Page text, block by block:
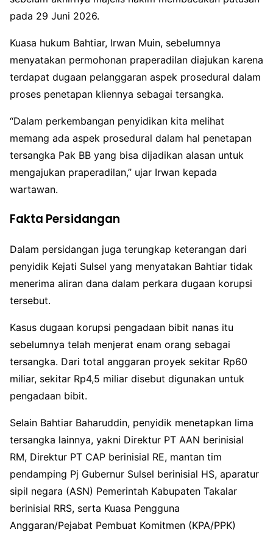
pada 29 Juni 2026.
Kuasa hukum Bahtiar, Irwan Muin, sebelumnya
menyatakan permohonan praperadilan diajukan karena
terdapat dugaan pelanggaran aspek prosedural dalam
proses penetapan kliennya sebagai tersangka.
“Dalam perkembangan penyidikan kita melihat
memang ada aspek prosedural dalam hal penetapan
tersangka Pak BB yang bisa dijadikan alasan untuk
mengajukan praperadilan,” ujar Irwan kepada
wartawan.
Fakta Persidangan
Dalam persidangan juga terungkap keterangan dari
penyidik Kejati Sulsel yang menyatakan Bahtiar tidak
menerima aliran dana dalam perkara dugaan korupsi
tersebut.
Kasus dugaan korupsi pengadaan bibit nanas itu
sebelumnya telah menjerat enam orang sebagai
tersangka. Dari total anggaran proyek sekitar Rp60
miliar, sekitar Rp4,5 miliar disebut digunakan untuk
pengadaan bibit.
Selain Bahtiar Baharuddin, penyidik menetapkan lima
tersangka lainnya, yakni Direktur PT AAN berinisial
RM, Direktur PT CAP berinisial RE, mantan tim
pendamping Pj Gubernur Sulsel berinisial HS, aparatur
sipil negara (ASN) Pemerintah Kabupaten Takalar
berinisial RRS, serta Kuasa Pengguna
Anggaran/Pejabat Pembuat Komitmen (KPA/PPK)